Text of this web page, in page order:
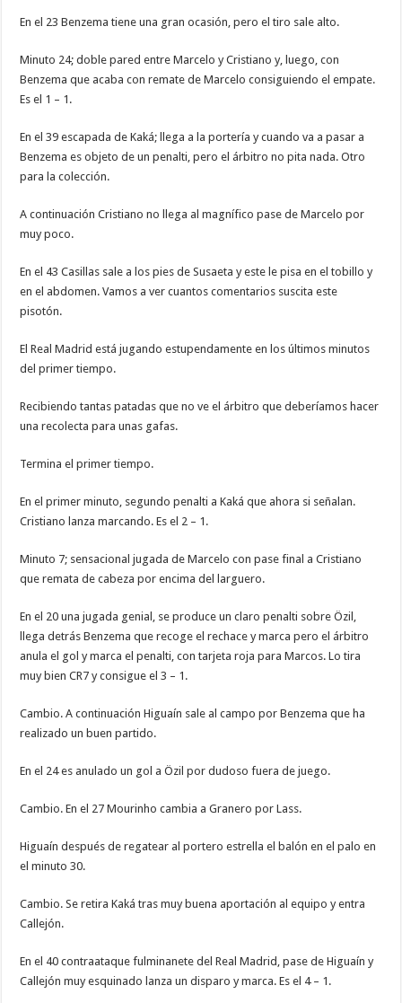
En el 23 Benzema tiene una gran ocasión, pero el tiro sale alto.
Minuto 24; doble pared entre Marcelo y Cristiano y, luego, con
Benzema que acaba con remate de Marcelo consiguiendo el empate.
Es el 1 – 1.
En el 39 escapada de Kaká; llega a la portería y cuando va a pasar a
Benzema es objeto de un penalti, pero el árbitro no pita nada. Otro
para la colección.
A continuación Cristiano no llega al magnífico pase de Marcelo por
muy poco.
En el 43 Casillas sale a los pies de Susaeta y este le pisa en el tobillo y
en el abdomen. Vamos a ver cuantos comentarios suscita este
pisotón.
El Real Madrid está jugando estupendamente en los últimos minutos
del primer tiempo.
Recibiendo tantas patadas que no ve el árbitro que deberíamos hacer
una recolecta para unas gafas.
Termina el primer tiempo.
En el primer minuto, segundo penalti a Kaká que ahora si señalan.
Cristiano lanza marcando. Es el 2 – 1.
Minuto 7; sensacional jugada de Marcelo con pase final a Cristiano
que remata de cabeza por encima del larguero.
En el 20 una jugada genial, se produce un claro penalti sobre Özil,
llega detrás Benzema que recoge el rechace y marca pero el árbitro
anula el gol y marca el penalti, con tarjeta roja para Marcos. Lo tira
muy bien CR7 y consigue el 3 – 1.
Cambio. A continuación Higuaín sale al campo por Benzema que ha
realizado un buen partido.
En el 24 es anulado un gol a Özil por dudoso fuera de juego.
Cambio. En el 27 Mourinho cambia a Granero por Lass.
Higuaín después de regatear al portero estrella el balón en el palo en
el minuto 30.
Cambio. Se retira Kaká tras muy buena aportación al equipo y entra
Callejón.
En el 40 contraataque fulminanete del Real Madrid, pase de Higuaín y
Callejón muy esquinado lanza un disparo y marca. Es el 4 – 1.